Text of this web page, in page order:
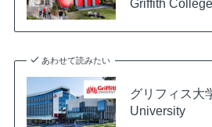
Griffith College
あわせて読みたい
グリフィス大
University